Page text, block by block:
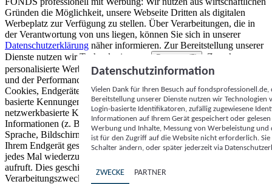
Gründen die Möglichkeit, unsere Webseite Dritten als digitalen
Werbeplatz zur Verfügung zu stellen. Über Verarbeitungen, die in
der Verantwortung von uns liegen, können Sie sich in unserer
Datenschutzerklärung näher informieren. Zur Bereitstellung unserer
Dienste nutzen wir Technologien von
Partnern (5)
. Zwecke:
personalisierte Werbung und Inhalte, Messung von Werbeleistung
und der Performance von Inhalten sowie Zielgruppenforschung.
Cookies, Endgeräte- oder ähnliche Online-Kennungen (z. B. login-
basierte Kennungen, zufällig generierte Kennungen,
netzwerkbasierte Kennungen) können zusammen mit anderen
Informationen (z. B. Browsertyp und Browserinformationen,
Sprache, Bildschirmgröße, unterstützte Technologien usw.) auf
Ihrem Endgerät gespeichert oder von dort ausgelesen werden, um es
jedes Mal wiederzuerkennen, wenn es eine App oder einer Webseite
aufruft. Dies geschieht für einen oder mehrere der hier aufgeführten
Verarbeitungszwecke.
Datenschutzinformation
Vielen Dank für Ihren Besuch auf
Bereitstellung unserer Dienste nutzen wir Technologien
Login-basierte Identifikatoren, zufällig zugewiesene
Informationen auf Ihrem Gerät gespeichert oder
Werbung und Inhalte, Messung von Werbeleistung
ist für den Zugriff auf die Website nicht erforderlich.
Schalter ändern, oder später jederzeit via
ZWECKE PARTNER